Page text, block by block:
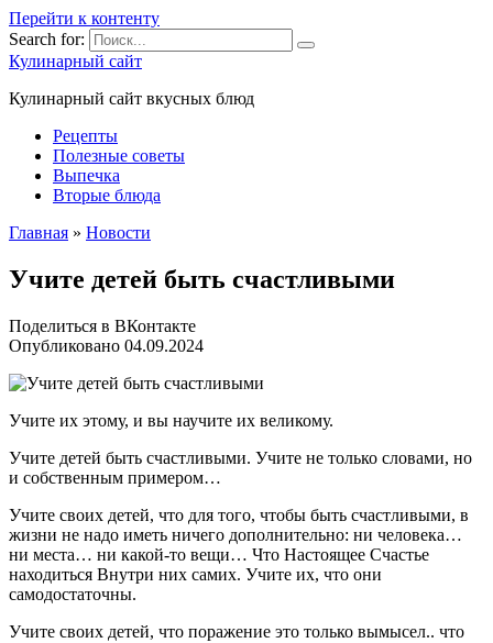
Перейти к контенту
Search for:
Кулинарный сайт
Кулинарный сайт вкусных блюд
Рецепты
Полезные советы
Выпечка
Вторые блюда
Главная » Новости
Учите детей быть счастливыми
Поделиться в ВКонтакте
Опубликовано 04.09.2024
Учите их этому, и вы научите их великому.
Учите детей быть счастливыми. Учите не только словами, но
и собственным примером…
Учите своих детей, что для того, чтобы быть счастливыми, в
жизни не надо иметь ничего дополнительно: ни человека…
ни места… ни какой-то вещи… Что Настоящее Счастье
находиться Внутри них самих. Учите их, что они
самодостаточны.
Учите своих детей, что поражение это только вымысел.. что